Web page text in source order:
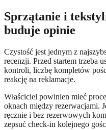
Sprzątanie i
buduje opinie
Czystość jest jednym z
recenzji. Przed startem trzeba
kontroli, liczbę kompletów
reakcję na reklamacje.
Właściciel powinien mieć
oknach między rezerwacjami.
ręcznie i bez rezerwowych
zepsuć check-in kolejnego